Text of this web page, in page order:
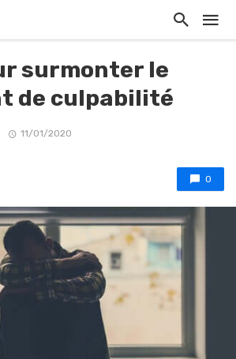
surmonter le
de culpabilité
11/01/2020
0